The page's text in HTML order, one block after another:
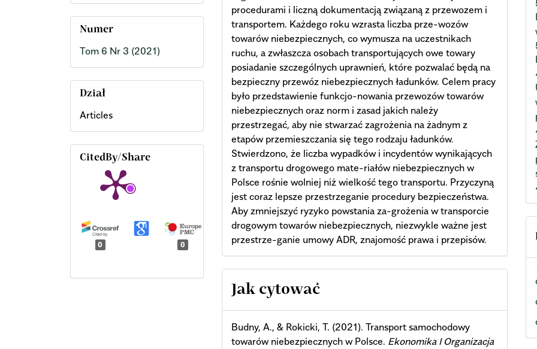
Numer
Tom 6 Nr 3 (2021)
Dział
Articles
CitedBy/Share
0 0
procedurami i liczną dokumentacją związaną z przewozem i
transportem. Każdego roku wzrasta liczba prze-wozów
towarów niebezpiecznych, co wymusza na uczestnikach
ruchu, a zwłaszcza osobach transportujących owe towary
posiadanie szczególnych uprawnień, które pozwalać będą na
bezpieczny przewóz niebezpiecznych ładunków. Celem pracy
było przedstawienie funkcjo-nowania przewozów towarów
niebezpiecznych oraz norm i zasad jakich należy
przestrzegać, aby nie stwarzać zagrożenia na żadnym z
etapów przemieszczania się tego rodzaju ładunków.
Stwierdzono, że liczba wypadków i incydentów wynikających
z transportu drogowego mate-riałów niebezpiecznych w
Polsce rośnie wolniej niż wielkość tego transportu. Przyczyną
jest coraz lepsze przestrzeganie procedury bezpieczeństwa.
Aby zmniejszyć ryzyko powstania za-grożenia w transporcie
drogowym towarów niebezpiecznych, niezwykle ważne jest
przestrze-ganie umowy ADR, znajomość prawa i przepisów.
Article
Details
Jak cytować
Budny, A., & Rokicki, T. (2021). Transport samochodowy
towarów niebezpiecznych w Polsce. Ekonomika I Organizacja